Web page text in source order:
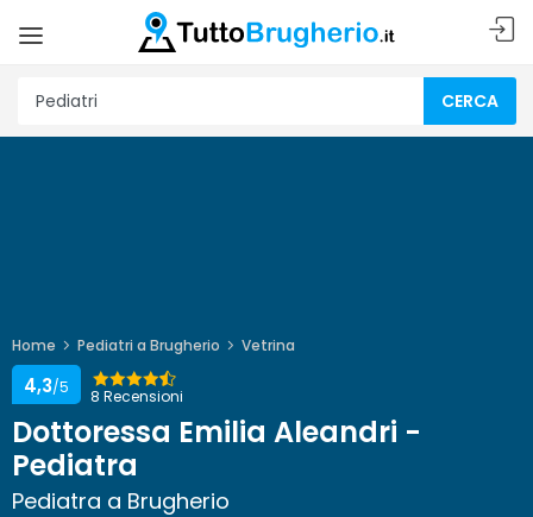
CERCA
Home Pediatri a Brugherio Vetrina
8 Recensioni
4,3/5
Dottoressa Emilia Aleandri -
Pediatra
Pediatra a Brugherio